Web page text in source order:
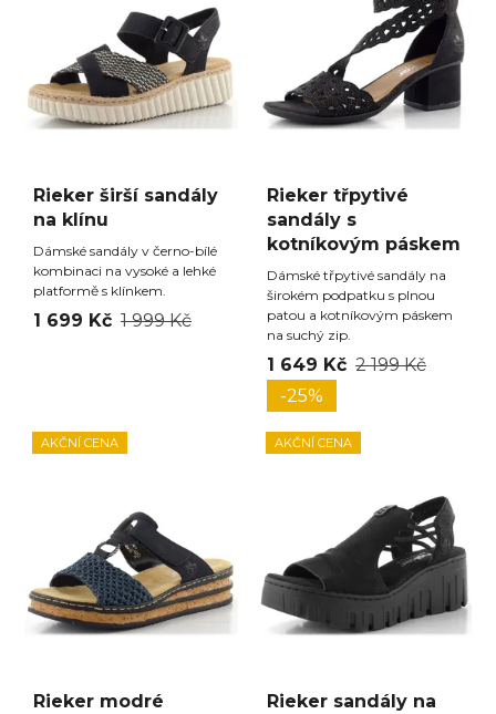
Rieker širší sandály
na klínu
Dámské sandály v černo-bílé
kombinaci na vysoké a lehké
platformě s klínkem.
1 699 Kč 1 999 Kč
Rieker třpytivé
sandály s
kotníkovým páskem
Dámské třpytivé sandály na
širokém podpatku s plnou
patou a kotníkovým páskem
na suchý zip.
1 649 Kč 2 199 Kč
-25%
AKČNÍ CENA
Rieker modré
AKČNÍ CENA
Rieker sandály na